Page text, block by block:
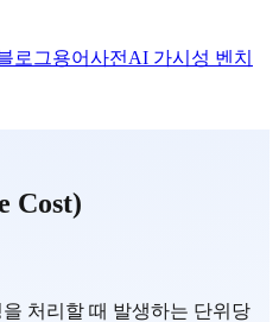
로그용어사전 AI 가시성 벤치
Cost)
처리할 때 발생하는 단위당